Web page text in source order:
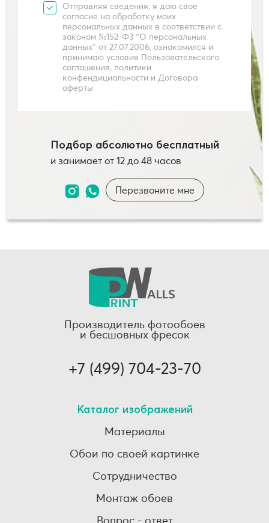
Отправляя сведения, я даю свое
согласие на обработку моих
персональных данных в соответствии с
законом №152-Ф3 “О персональных
данных” от 27.07.2006, ознакомился и
принимаю условия Пользовательского
соглашения, политики
конфендициальности и Договора
оферты
Подбор абсолютно бесплатный
и занимает от 12 до 48 часов
Перезвоните мне
Производитель фотообоев
и бесшовных фресок
+7 (499) 704-23-70
Каталог изображений
Материалы
Обои по своей картинке
Сотрудничество
Монтаж обоев